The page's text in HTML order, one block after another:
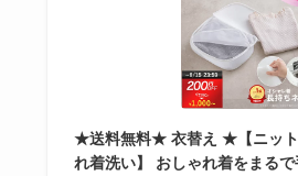
★送料無料★ 衣替え ★【ニット
れ着洗い】 おしゃれ着をまる